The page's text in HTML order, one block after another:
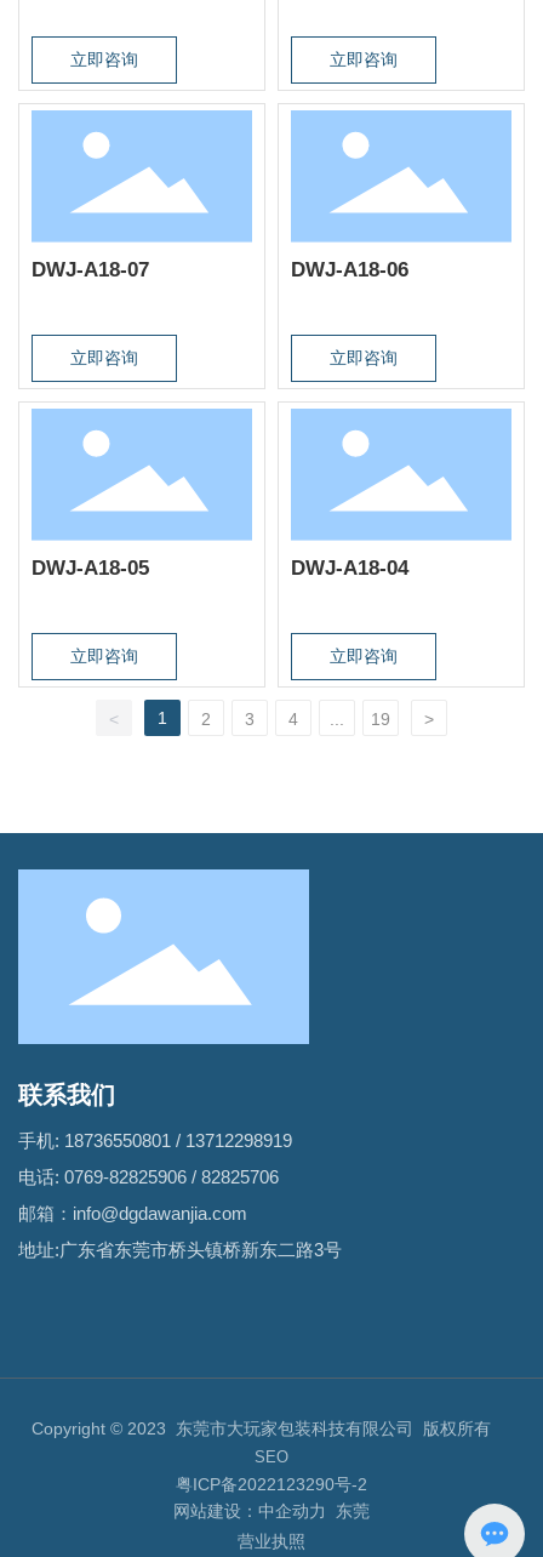
立即咨询 立即咨询
DWJ-A18-07
立即咨询
DWJ-A18-06
立即咨询
DWJ-A18-05
立即咨询
DWJ-A18-04
立即咨询
< 1 2 3 4 19 >
联系我们
手机: 18736550801 / 13712298919
电话: 0769-82825906 / 82825706
邮箱： info@dgdawanjia.com
地址:广东省东莞市桥头镇桥新东二路3号
Copyright © 2023 东莞市大玩家包装科技有限公司 版权所有
SEO
粤ICP备2022123290号-2
网站建设： 中企动力
东莞
营业执照